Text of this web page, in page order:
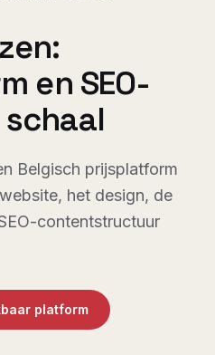
en SEO-
Belgisch prijsplatform
het design, de
contentstructuur
platform